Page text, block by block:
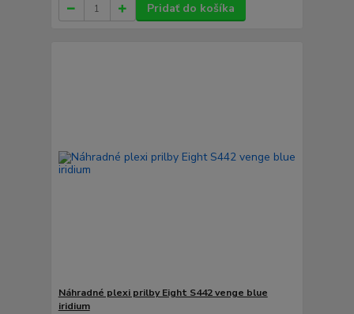
Pridať do košíka
Náhradné plexi prilby Eight S442 venge blue
iridium